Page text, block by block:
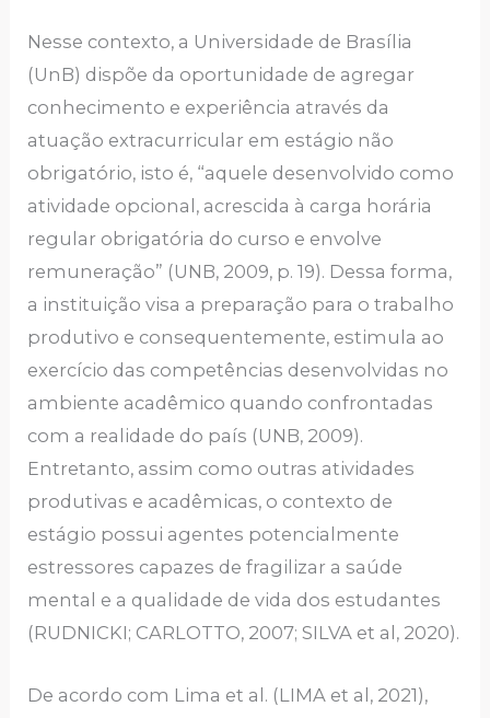
Nesse contexto, a Universidade de Brasília
(UnB) dispõe da oportunidade de agregar
conhecimento e experiência através da
atuação extracurricular em estágio não
obrigatório, isto é, “aquele desenvolvido como
atividade opcional, acrescida à carga horária
regular obrigatória do curso e envolve
remuneração” (UNB, 2009, p. 19). Dessa forma,
a instituição visa a preparação para o trabalho
produtivo e consequentemente, estimula ao
exercício das competências desenvolvidas no
ambiente acadêmico quando confrontadas
com a realidade do país (UNB, 2009).
Entretanto, assim como outras atividades
produtivas e acadêmicas, o contexto de
estágio possui agentes potencialmente
estressores capazes de fragilizar a saúde
mental e a qualidade de vida dos estudantes
(RUDNICKI; CARLOTTO, 2007; SILVA et al, 2020).
De acordo com Lima et al. (LIMA et al, 2021),